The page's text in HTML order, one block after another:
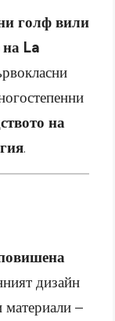
голф вили
La
на
.
дизайн
материали –